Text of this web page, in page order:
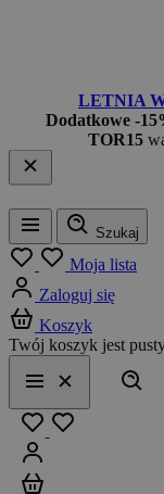
LETNIA
Dodatkowe -
TOR15
Menu
Szukaj
Moja lista
Zaloguj się
Koszyk
Twój koszyk jest
Menu
Zamknij